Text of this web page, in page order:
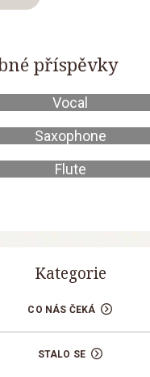
příspěvky
Vocal
Saxophone
Flute
Kategorie
CO NÁS ČEKÁ
STALO SE